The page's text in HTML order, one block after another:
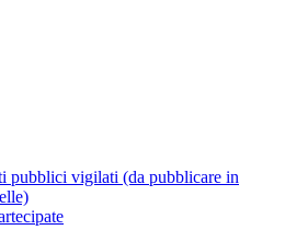
pubblici vigilati (da pubblicare in